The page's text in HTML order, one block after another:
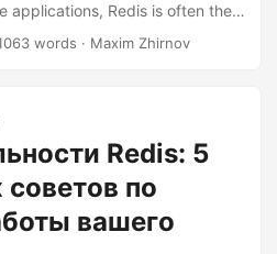
applications, Redis is often the
versatility. However, even
and ensure your
as a well-oiled machine.
Network Efficiency Network
bottleneck in many
words · Maxim Zhirnov
Redis: 5
советов по
вашего